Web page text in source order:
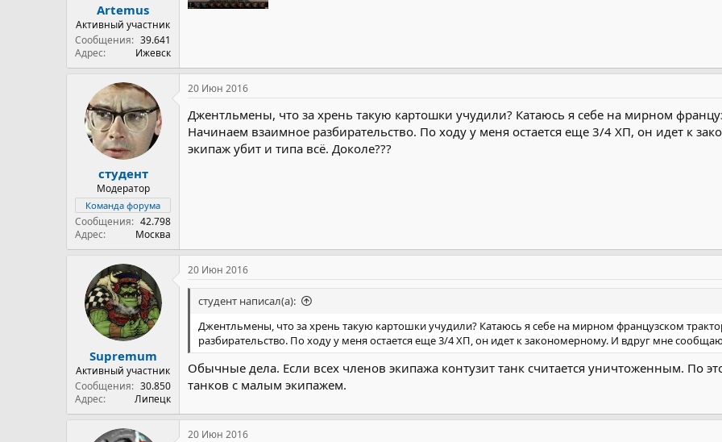
Artemus
Активный участник
Сообщения
39.641
Адрес
Ижевск
студент
Модератор
Команда форума
Сообщения
42.798
Адрес
Москва
20 Июн 2016
Джентльмены, что за хрень такую картошки учудили? Катаюсь я себе на мирном
Начинаем взаимное разбирательство. По ходу у меня остается еще 3/4 ХП, он идет к
экипаж убит и типа всё. Доколе???
Supremum
Активный участник
Сообщения
30.850
Адрес
Липецк
20 Июн 2016
студент написал(а):
Джентльмены, что за хрень такую картошки учудили? Катаюсь я себе на мирном французском
разбирательство. По ходу у меня остается еще 3/4 ХП, он идет к закономерному. И вдруг мне
Обычные дела. Если всех членов экипажа контузит танк считается уничтоженным. По
танков с малым экипажем.
20 Июн 2016